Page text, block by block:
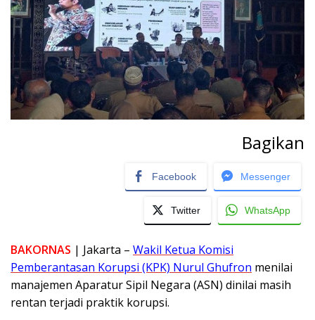
Bagikan
Facebook Messenger
Twitter WhatsApp
BAKORNAS | Jakarta – Wakil Ketua Komisi
Pemberantasan Korupsi (KPK) Nurul Ghufron menilai
manajemen Aparatur Sipil Negara (ASN) dinilai masih
rentan terjadi praktik korupsi.